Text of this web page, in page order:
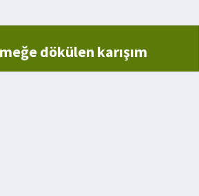
dökülen karışım